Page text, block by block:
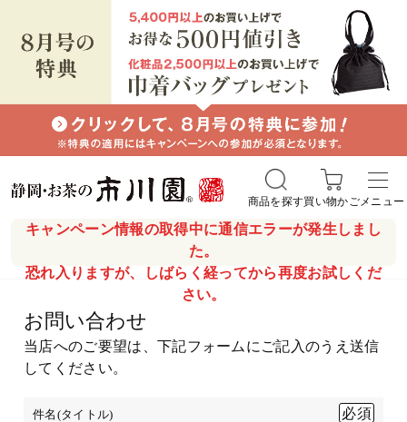
キャンペーン情報の取得中に通信エラーが発生しまし
た。
恐れ入りますが、しばらく経ってから再度お試しくだ
さい。
商品を探す買い物かごメニュー
お問い合わせ
当店へのご要望は、下記フォームにご記入のうえ送信
してください。
件名(タイトル)